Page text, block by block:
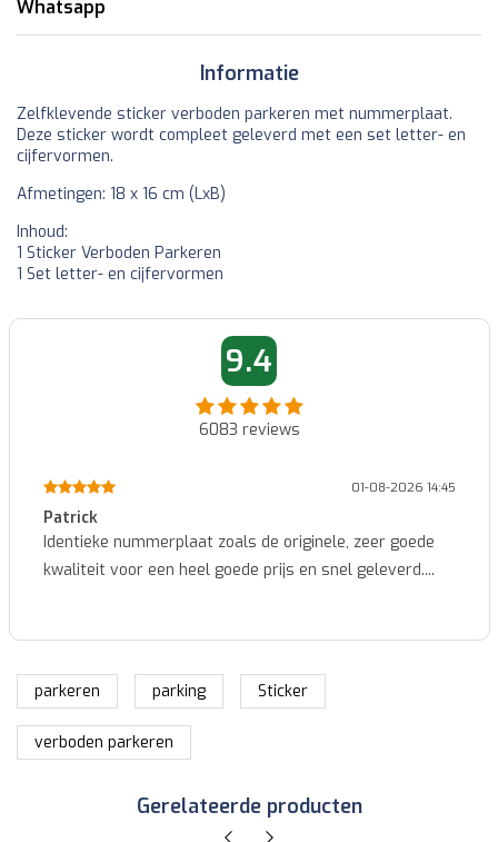
Whatsapp
Informatie
Zelfklevende sticker verboden parkeren met nummerplaat.
Deze sticker wordt compleet geleverd met een set letter- en
cijfervormen.
Afmetingen: 18 x 16 cm (LxB)
Inhoud:
1 Sticker Verboden Parkeren
1 Set letter- en cijfervormen
9.4
6083 reviews
01-08-2026 14:45
Patrick
Identieke nummerplaat zoals de originele, zeer goede
kwaliteit voor een heel goede prijs en snel geleverd....
parkeren parking Sticker
verboden parkeren
Gerelateerde producten